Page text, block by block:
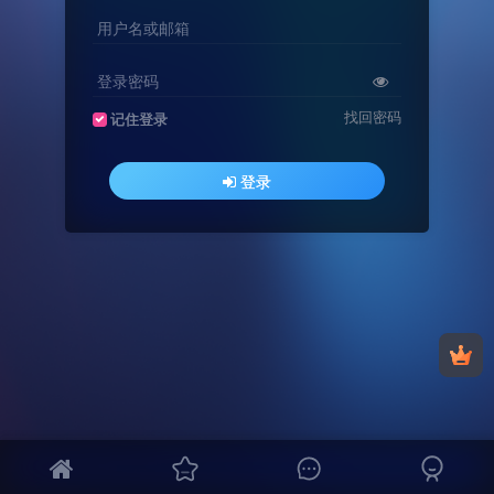
用户名或邮箱
登录密码
记住登录 找回密码
登录